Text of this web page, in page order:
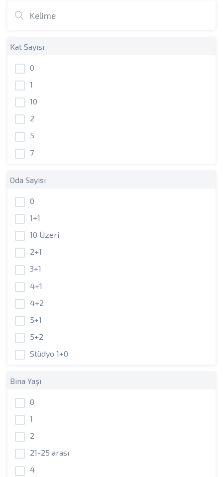
Kat Sayısı
0
1
10
2
5
7
Oda Sayısı
0
1+1
10 Üzeri
2+1
3+1
4+1
4+2
5+1
5+2
Stüdyo 1+0
Bina Yaşı
0
1
2
21-25 arası
4